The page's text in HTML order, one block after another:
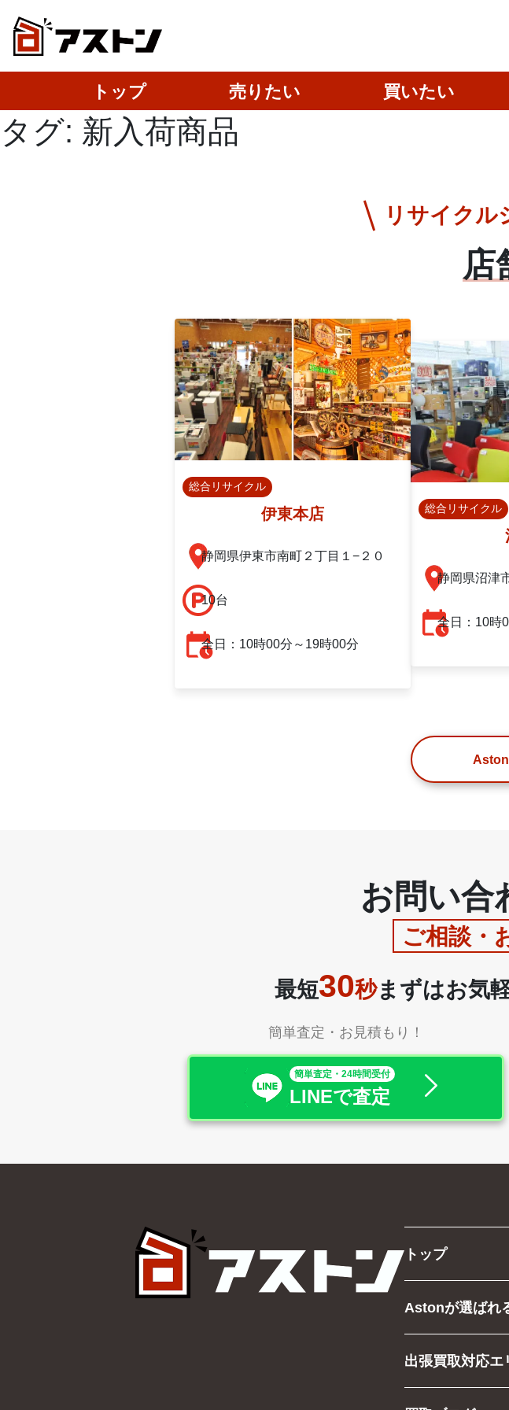
トップ 売りたい 買いたい
タグ: 新入荷商品
リサイクル
店
総合リサイクル
伊東本店
静岡県伊東市南町２丁目１−２０
10台
全日：10時00分～19時00分
総合リサイクル
静岡県沼津
全日：10時
お問い合
ご相談・
最短30秒まずはお気
簡単査定・お見積もり！
簡単査定・24時間受付
LINEで査定
トップ
Astonが選ばれ
出張買取対応エ